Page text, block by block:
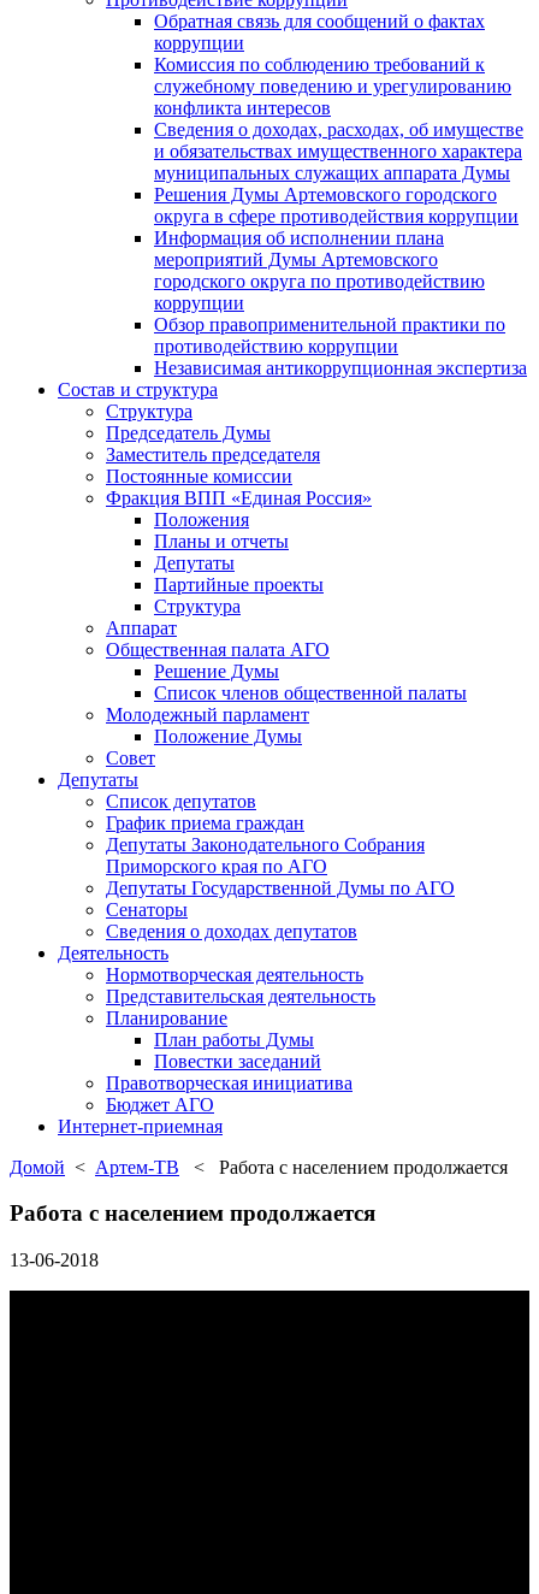
Обратная связь для сообщений о фактах
коррупции
Комиссия по соблюдению требований к
служебному поведению и урегулированию
конфликта интересов
Сведения о доходах, расходах, об имуществе
и обязательствах имущественного характера
муниципальных служащих аппарата Думы
Решения Думы Артемовского городского
округа в сфере противодействия коррупции
Информация об исполнении плана
мероприятий Думы Артемовского
городского округа по противодействию
коррупции
Обзор правоприменительной практики по
противодействию коррупции
Независимая антикоррупционная экспертиза
Состав и структура
Структура
Председатель Думы
Заместитель председателя
Постоянные комиссии
Фракция ВПП «Единая Россия»
Положения
Планы и отчеты
Депутаты
Партийные проекты
Структура
Аппарат
Общественная палата АГО
Решение Думы
Список членов общественной палаты
Молодежный парламент
Положение Думы
Совет
Депутаты
Список депутатов
График приема граждан
Депутаты Законодательного Собрания
Приморского края по АГО
Депутаты Государственной Думы по АГО
Сенаторы
Сведения о доходах депутатов
Деятельность
Нормотворческая деятельность
Представительская деятельность
Планирование
План работы Думы
Повестки заседаний
Правотворческая инициатива
Бюджет АГО
Интернет-приемная
Домой < Артем-ТВ < Работа с населением продолжается
Работа с населением продолжается
13-06-2018